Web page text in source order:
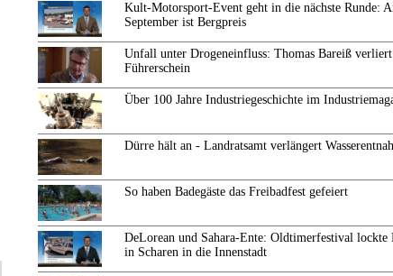
Kult-Motorsport-Event geht in die nächste Runde:
September ist Bergpreis
Unfall unter Drogeneinfluss: Thomas Bareiß verliert
Führerschein
Über 100 Jahre Industriegeschichte im
Dürre hält an - Landratsamt verlängert
So haben Badegäste das Freibadfest gefeiert
DeLorean und Sahara-Ente: Oldtimerfestival lockte
in Scharen in die Innenstadt